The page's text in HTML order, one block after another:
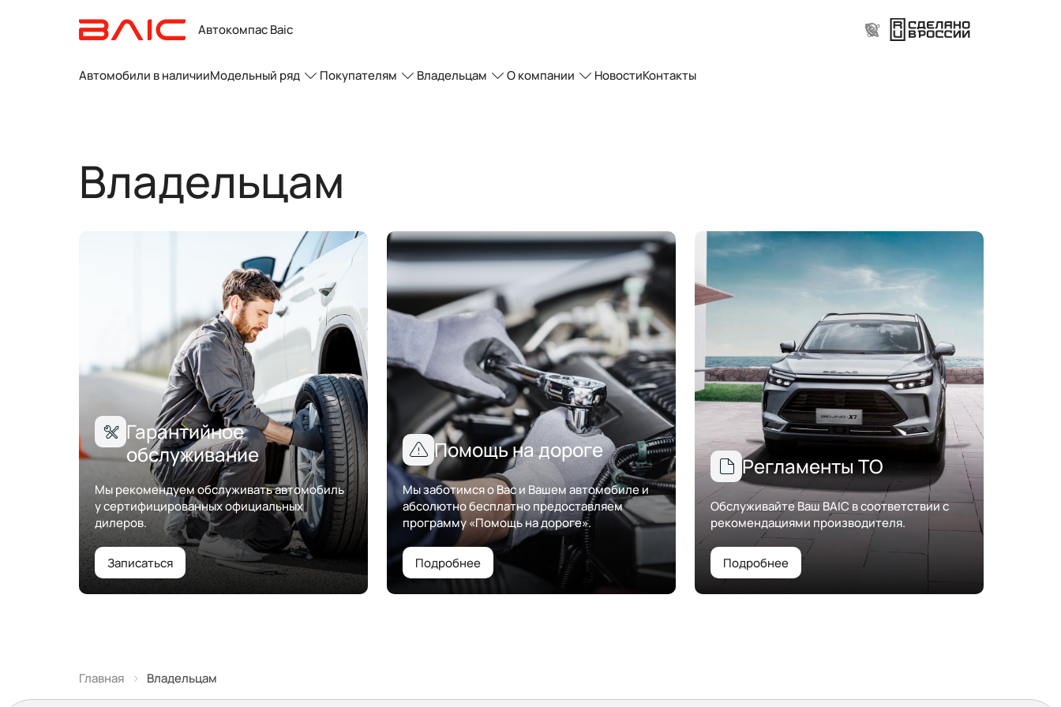
Автокомпас Baic
Автомобили в наличииМодельный ряд Покупателям Владельцам О компании НовостиКонтакты
Владельцам
Гарантийное
обслуживание
Мы рекомендуем обслуживать автомобиль
у сертифицированных официальных
дилеров.
Записаться
Помощь на дороге
Мы заботимся о Вас и Вашем автомобиле и
абсолютно бесплатно предоставляем
программу «Помощь на дороге».
Подробнее
Регламенты ТО
Обслуживайте Ваш BAIC в соответствии с
рекомендациями производителя.
Подробнее
Главная Владельцам